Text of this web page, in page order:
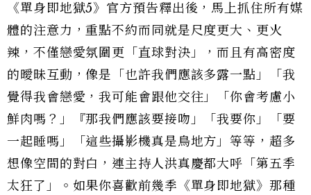
《單身即地獄5》官方預告釋出後，馬上抓住所有媒
體的注意力，重點不約而同就是尺度更大、更火
辣，不僅戀愛氛圍更「直球對決」，而且有高密度
的曖昧互動，像是「也許我們應該多露一點」「我
覺得我會戀愛，我可能會跟他交往」「你會考慮小
鮮肉嗎？」『那我們應該要接吻」「我要你」「要
一起睡嗎」「這些攝影機真是鳥地方」等等，超多
想像空間的對白，連主持人洪真慶都大呼「第五季
太狂了」。如果你喜歡前幾季《單身即地獄》那種